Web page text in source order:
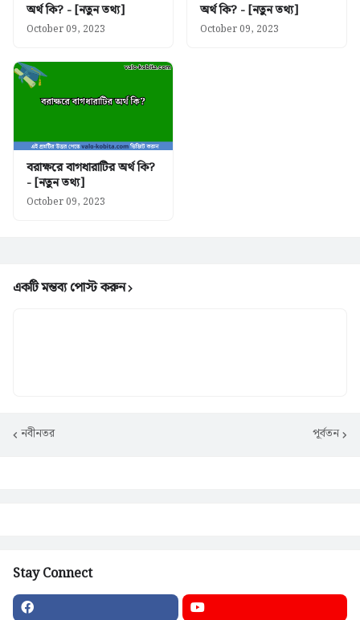
অর্থ কি? - [নতুন তথ্য]
October 09, 2023
অর্থ কি? - [নতুন তথ্য]
October 09, 2023
বরাক্ষরে বাগধারাটির অর্থ কি?
- [নতুন তথ্য]
October 09, 2023
একটি মন্তব্য পোস্ট করুন
নবীনতর পূর্বতন
Stay Connect